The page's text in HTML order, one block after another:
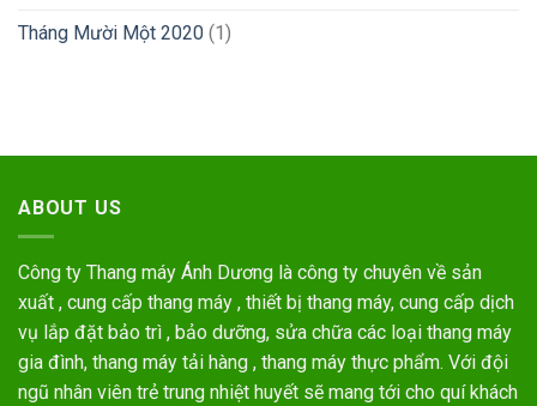
Tháng Mười Một 2020 (1)
ABOUT US
Công ty Thang máy Ánh Dương là công ty chuyên về sản
xuất , cung cấp thang máy , thiết bị thang máy, cung cấp dịch
vụ lắp đặt bảo trì , bảo dưỡng, sửa chữa các loại thang máy
gia đình, thang máy tải hàng , thang máy thực phẩm. Với đội
ngũ nhân viên trẻ trung nhiệt huyết sẽ mang tới cho quí khách